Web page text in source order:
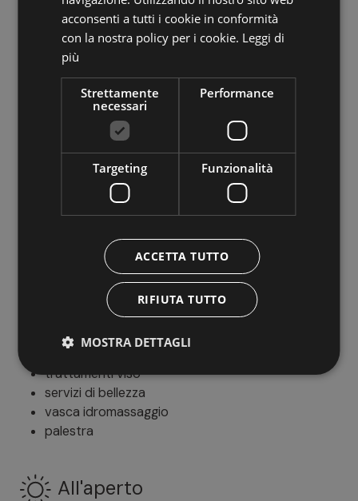
Camere
camera doppia
suite
Posizione
posizione panoramica
posizione tranquilla
bagno turco
idromassaggio
pacchetti spa/benessere
sala spa/area relax
sauna
trattamenti corpo
trattamenti viso
servizi di bellezza
vasca idromassaggio
palestra
All'aperto
acconsenti a tutti i cookie in conformità
con la nostra policy per i cookie. Leggi di
più
Strettamente
necessari
Performance
Targeting Funzionalità
ACCETTA TUTTO
RIFIUTA TUTTO
MOSTRA DETTAGLI